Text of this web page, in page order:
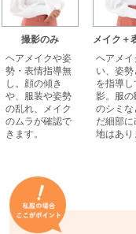
撮影のみ
ヘアメイクや姿
勢・表情指導無
し。顔の傾き
や、服装や姿勢
の乱れ、メイク
のムラが確認で
きます。
メイク＋
ヘアメイ
い、姿
を指導し
影。服の
のシミな
だ細部に
地はあり